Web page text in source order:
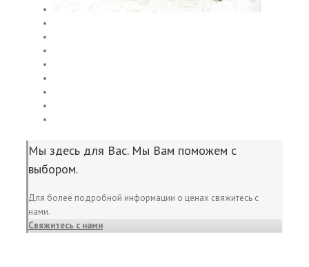
Мы здесь для Вас. Мы Вам поможем с
выбором.
Для более подробной информации о ценах свяжитесь с
нами.
Свяжитесь с нами